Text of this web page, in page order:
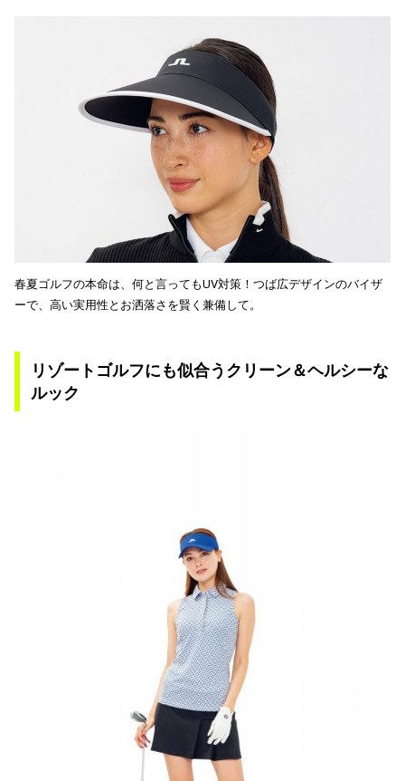
春夏ゴルフの本命は、何と言ってもUV対策！つば広デザインのバイザ
ーで、高い実用性とお洒落さを賢く兼備して。
リゾートゴルフにも似合うクリーン＆ヘルシーな
ルック